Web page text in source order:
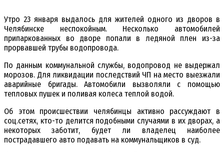
Утро 23 января выдалось для жителей одного из дворов в
Челябинске неспокойным. Несколько автомобилей
припаркованных во дворе попали в ледяной плен из-за
прорвавшей трубы водопровода.
По данным коммунальной службы, водопровод не выдержал
морозов. Для ликвидации последствий ЧП на место выезжали
аварийные бригады. Автомобили вызволяли с помощью
тепловых пушек и поливая колеса теплой водой.
Об этом происшествии челябинцы активно рассуждают в
соц.сетях, кто-то делится подобными случаями в их дворах, а
некоторых заботит, будет ли владелец наиболее
пострадавшего авто подавать на коммунальщиков в суд.